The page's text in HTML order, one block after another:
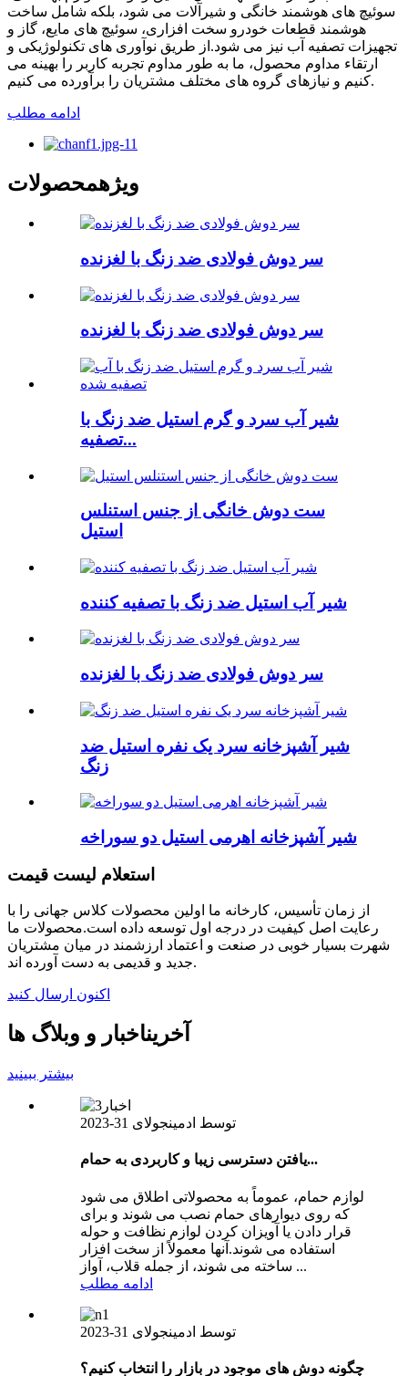
سوئیچ های هوشمند خانگی و شیرآلات می شود، بلکه شامل ساخت
هوشمند قطعات خودرو سخت افزاری، سوئیچ های مایع، گاز و
تجهیزات تصفیه آب نیز می شود.از طریق نوآوری های تکنولوژیکی و
ارتقاء مداوم محصول، ما به طور مداوم تجربه کاربر را بهینه می
کنیم و نیازهای گروه های مختلف مشتریان را برآورده می کنیم.
ادامه مطلب
ویژهمحصولات
سر دوش فولادی ضد زنگ با لغزنده
سر دوش فولادی ضد زنگ با لغزنده
شیر آب سرد و گرم استیل ضد زنگ با
تصفیه...
ست دوش خانگی از جنس استنلس
استیل
شیر آب استیل ضد زنگ با تصفیه کننده
سر دوش فولادی ضد زنگ با لغزنده
شیر آشپزخانه سرد یک نفره استیل ضد
زنگ
شیر آشپزخانه اهرمی استیل دو سوراخه
استعلام لیست قیمت
از زمان تأسیس، کارخانه ما اولین محصولات کلاس جهانی را با
رعایت اصل کیفیت در درجه اول توسعه داده است.محصولات ما
شهرت بسیار خوبی در صنعت و اعتماد ارزشمند در میان مشتریان
جدید و قدیمی به دست آورده اند.
اکنون ارسال کنید
آخریناخبار و وبلاگ ها
بیشتر ببینید
توسط ادمینجولای 31-2023
یافتن دسترسی زیبا و کاربردی به حمام...
لوازم حمام، عموماً به محصولاتی اطلاق می شود
که روی دیوارهای حمام نصب می شوند و برای
قرار دادن یا آویزان کردن لوازم نظافت و حوله
استفاده می شوند.آنها معمولاً از سخت افزار
ساخته می شوند، از جمله قلاب، آواز ...
ادامه مطلب
توسط ادمینجولای 31-2023
چگونه دوش های موجود در بازار را انتخاب کنیم؟